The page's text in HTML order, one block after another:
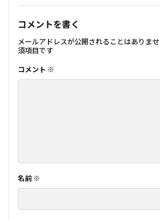
コメントを書く
メールアドレスが公開されることはありませ
須項目です
コメント ※
名前 ※